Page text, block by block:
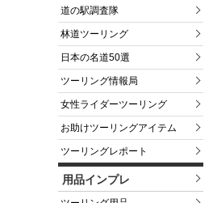
道の駅調査隊
林道ツーリング
日本の名道50選
ツーリング情報局
女性ライダーツーリング
お助けツーリングアイテム
ツーリングレポート
用品インプレ